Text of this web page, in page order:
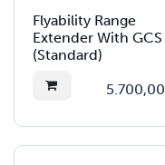
Flyability Range
Extender With GCS
(Standard)
5.700,00